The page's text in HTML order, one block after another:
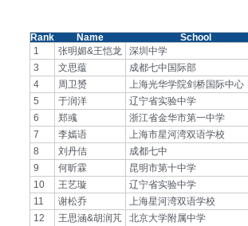
Rank Name School
1
张明媚&王恺龙 深圳中学
3
文思蕴 成都七中国际部
4
周卫赟 上海光华学院剑桥国际中心
5
于润洋 辽宁省实验中学
6
郑彧 浙江省金华市第一中学
7
李嫣语 上海市星河湾双语学校
8
刘丹佶 成都七中
9
何昕霖 昆明市第十中学
10
王艺璇 辽宁省实验中学
11
谢松乔 上海星河湾双语学校
12
王思涵&胡润芃 北京大学附属中学